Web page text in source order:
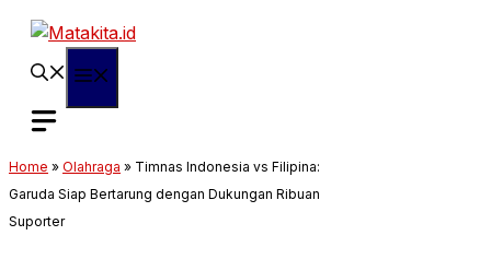
Langsung
Home » Olahraga » Timnas Indonesia vs Filipina:
Garuda Siap Bertarung dengan Dukungan Ribuan
Suporter